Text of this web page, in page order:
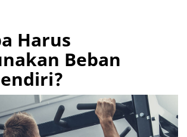
Harus
Beban